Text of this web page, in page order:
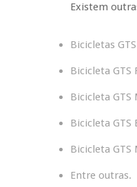
Existem
Bicicletas
Bicicleta GTS
Bicicleta GTS
Bicicleta GTS
Bicicleta GTS
Entre outras.